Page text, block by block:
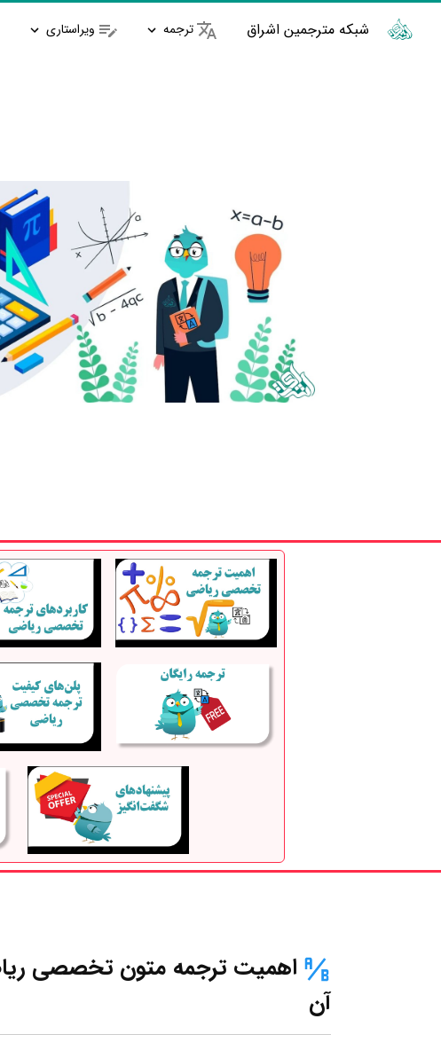
شبکه مترجمین اشراق ترجمه ویراستاری
اهمیت ترجمه متون تخصصی
آن